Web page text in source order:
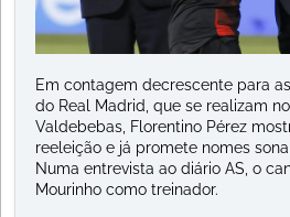
Em contagem decrescente para
do Real Madrid, que se realizam
Valdebebas, Florentino Pérez
reeleição e já promete nomes
Numa entrevista ao diário AS, o
Mourinho como treinador.